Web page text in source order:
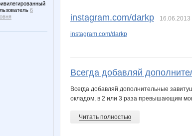
6
instagram.com/darkp 16.06.2013
instagram.com/darkp
Всегда добавляй
Всегда добавляй дополнительные
окладом, в 2 или 3 раза превышающим мою
Читать полностью